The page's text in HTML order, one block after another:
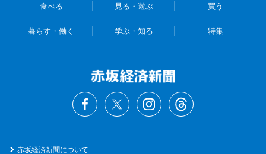
食べる 見る・遊ぶ 買う
暮らす・働く 学ぶ・知る 特集
赤坂経済新聞について